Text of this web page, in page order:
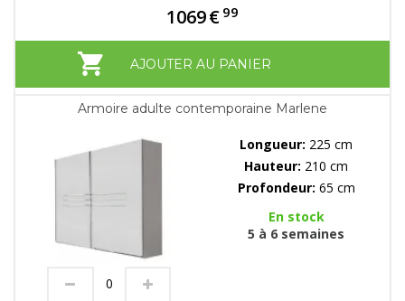
1069€ 99
AJOUTER AU PANIER
Armoire adulte contemporaine Marlene
Longueur: 225 cm
Hauteur: 210 cm
Profondeur: 65 cm
En stock
5 à 6 semaines